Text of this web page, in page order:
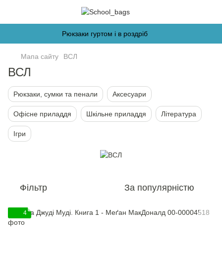
Рюкзаки гуртом і в роздріб
Мапа сайту ВСЛ
ВСЛ
Рюкзаки, сумки та пенали Аксесуари
Офісне приладдя Шкільне приладдя Література
Ігри
Фільтр За популярністю
4